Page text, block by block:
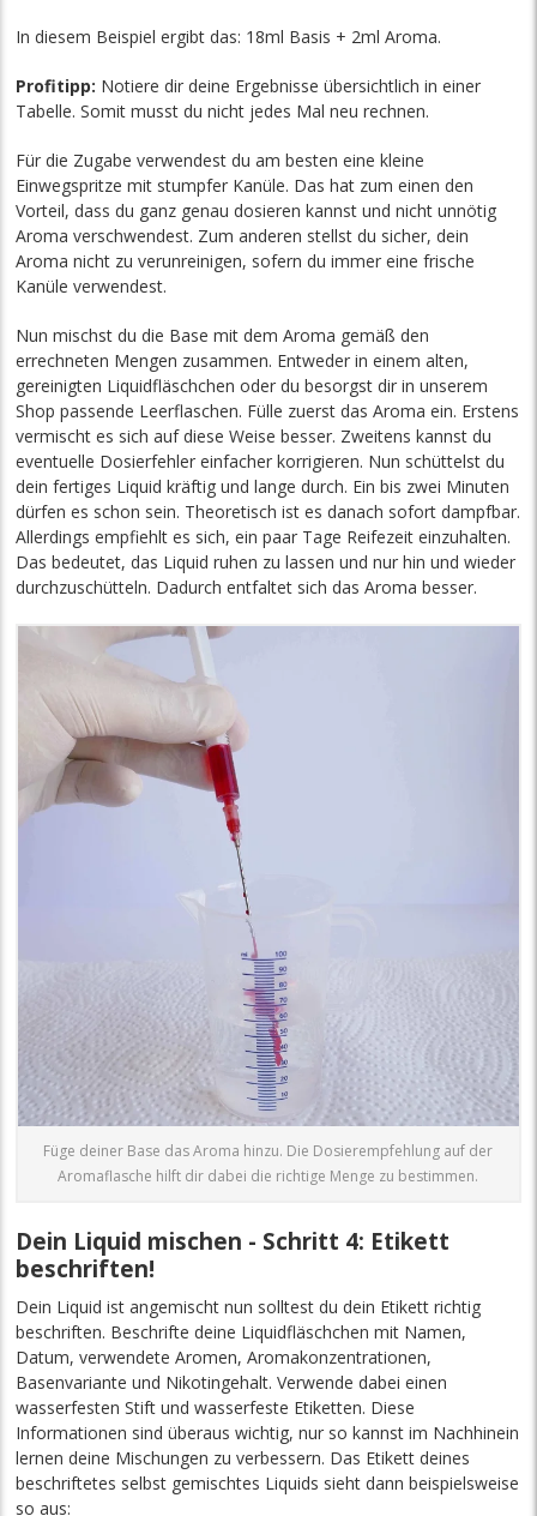
In diesem Beispiel ergibt das: 18ml Basis + 2ml Aroma.
Profitipp: Notiere dir deine Ergebnisse übersichtlich in einer
Tabelle. Somit musst du nicht jedes Mal neu rechnen.
Für die Zugabe verwendest du am besten eine kleine
Einwegspritze mit stumpfer Kanüle. Das hat zum einen den
Vorteil, dass du ganz genau dosieren kannst und nicht unnötig
Aroma verschwendest. Zum anderen stellst du sicher, dein
Aroma nicht zu verunreinigen, sofern du immer eine frische
Kanüle verwendest.
Nun mischst du die Base mit dem Aroma gemäß den
errechneten Mengen zusammen. Entweder in einem alten,
gereinigten Liquidfläschchen oder du besorgst dir in unserem
Shop passende Leerflaschen. Fülle zuerst das Aroma ein. Erstens
vermischt es sich auf diese Weise besser. Zweitens kannst du
eventuelle Dosierfehler einfacher korrigieren. Nun schüttelst du
dein fertiges Liquid kräftig und lange durch. Ein bis zwei Minuten
dürfen es schon sein. Theoretisch ist es danach sofort dampfbar.
Allerdings empfiehlt es sich, ein paar Tage Reifezeit einzuhalten.
Das bedeutet, das Liquid ruhen zu lassen und nur hin und wieder
durchzuschütteln. Dadurch entfaltet sich das Aroma besser.
Füge deiner Base das Aroma hinzu. Die Dosierempfehlung auf der
Aromaflasche hilft dir dabei die richtige Menge zu bestimmen.
Dein Liquid mischen - Schritt 4: Etikett
beschriften!
Dein Liquid ist angemischt nun solltest du dein Etikett richtig
beschriften. Beschrifte deine Liquidfläschchen mit Namen,
Datum, verwendete Aromen, Aromakonzentrationen,
Basenvariante und Nikotingehalt. Verwende dabei einen
wasserfesten Stift und wasserfeste Etiketten. Diese
Informationen sind überaus wichtig, nur so kannst im Nachhinein
lernen deine Mischungen zu verbessern. Das Etikett deines
beschriftetes selbst gemischtes Liquids sieht dann beispielsweise
so aus: